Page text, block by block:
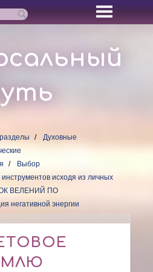
Духовные
Выбор
исходя из личных
ВЕЛЕНИЙ ПО
негативной энергии